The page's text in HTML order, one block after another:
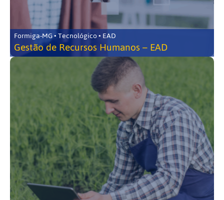
Formiga-MG • Tecnológico • EAD
Gestão de Recursos Humanos – EAD